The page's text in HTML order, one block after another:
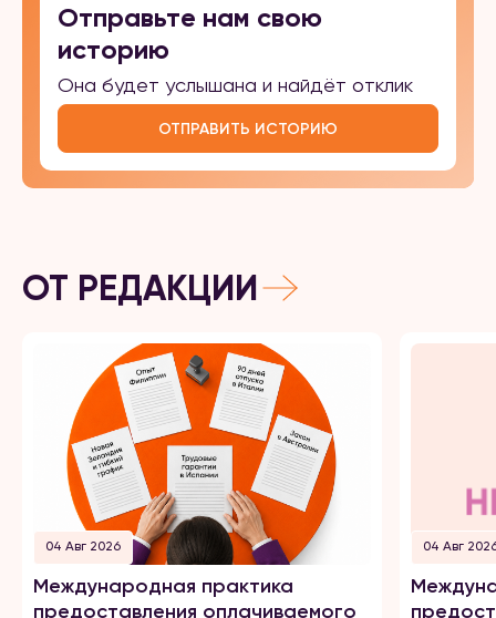
Отправьте нам свою
историю
Она будет услышана и найдёт отклик
ОТПРАВИТЬ ИСТОРИЮ
ОТ РЕДАКЦИИ
04 Авг 2026
Международная практика
предоставления оплачиваемого
04 Авг